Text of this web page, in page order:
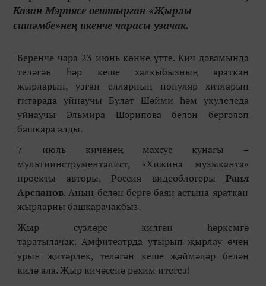
Казан Мэриясе оештырган «Җырлы
сишәмбе»нең икенче чарасы узачак.
Беренче чара 23 июнь көнне үтте. Кич дәвамында
теләгән һәр кеше халкыбызның яраткан
җырларын, узган елларның популяр хитларын
гитарада уйнаучы Булат Шәйми һәм укулеледа
уйнаучы Эльмира Шәрипова белән бергәләп
башкара алды.
7 июль киченең махсус кунагы –
мультиинструменталист, «Хижина музыканта»
проекты авторы, Россия видеоблогеры Раил
Арсланов. Аның белән бергә баян астына яраткан
җырларны башкарачакбыз.
Җыр сүзләре килгән һәркемгә
таратылачак. Амфитеатрда утырып җырлау өчен
урын җитәрлек, теләгән кеше җәймәләр белән
килә ала. Җыр кичәсенә рәхим итегез!